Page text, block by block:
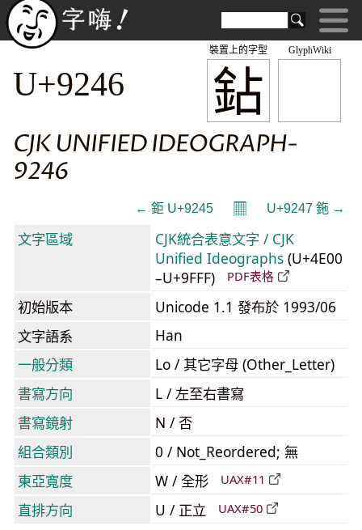
GlyphWiki
鉆
裝置上的字型
U+9246
CJK UNIFIED IDEOGRAPH-
9246
← 鉅 U+9245 𝄜 U+9247 鉇 →
文字區域
CJK統合表意文字 / CJK
Unified Ideographs (U+4E00
–U+9FFF)
PDF表格
初始版本
Unicode 1.1 發布於 1993/06
文字語系
Han
一般分類
Lo / 其它字母 (Other_Letter)
書寫方向
L / 左至右書寫
書寫鏡射
N / 否
組合類別
0 / Not_Reordered; 無
東亞寬度
W / 全形 UAX#11
直排方向 U / 正立 UAX#50